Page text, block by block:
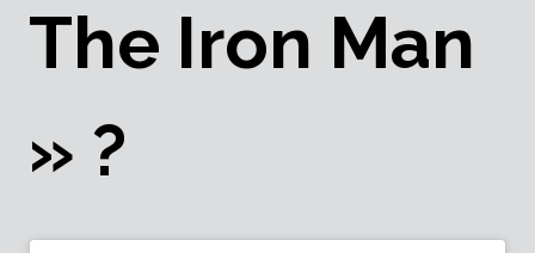
The Iron Man
» ?